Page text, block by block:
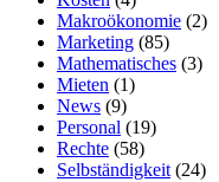
Makroökonomie (2)
Marketing (85)
Mathematisches (3)
Mieten (1)
News (9)
Personal (19)
Rechte (58)
Selbständigkeit (24)